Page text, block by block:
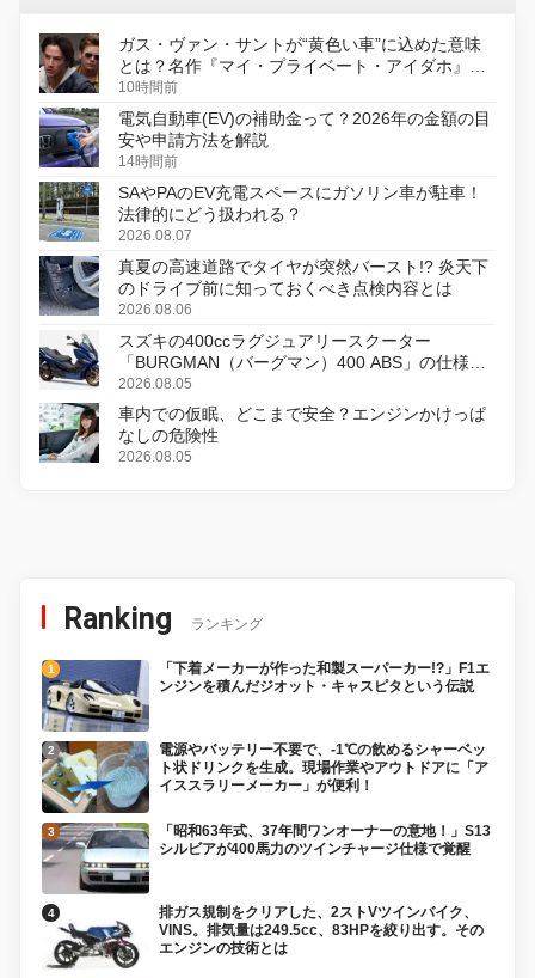
ガス・ヴァン・サントが“黄色い車”に込めた意味
とは？名作『マイ・プライベート・アイダホ』が
初のデジタルリマスター版で復活
10時間前
電気自動車(EV)の補助金って？2026年の金額の目
安や申請方法を解説
14時間前
SAやPAのEV充電スペースにガソリン車が駐車！
法律的にどう扱われる？
2026.08.07
真夏の高速道路でタイヤが突然バースト!? 炎天下
のドライブ前に知っておくべき点検内容とは
2026.08.06
スズキの400ccラグジュアリースクーター
「BURGMAN（バーグマン）400 ABS」の仕様を
変更し、8月18日に発売
2026.08.05
車内での仮眠、どこまで安全？エンジンかけっぱ
なしの危険性
2026.08.05
Ranking ランキング
「下着メーカーが作った和製スーパーカー!?」F1エ
ンジンを積んだジオット・キャスピタという伝説
電源やバッテリー不要で、-1℃の飲めるシャーベッ
ト状ドリンクを生成。現場作業やアウトドアに「ア
イススラリーメーカー」が便利！
「昭和63年式、37年間ワンオーナーの意地！」S13
シルビアが400馬力のツインチャージ仕様で覚醒
排ガス規制をクリアした、2ストVツインバイク、
VINS。排気量は249.5cc、83HPを絞り出す。その
エンジンの技術とは